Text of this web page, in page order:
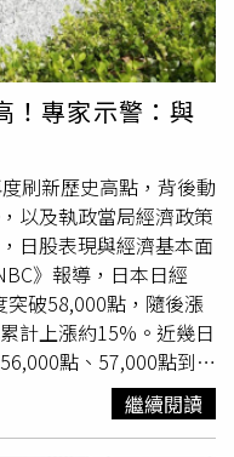
論貿易逆差、歐盟企業
對稀土出口的管制措
部長保持密切聯繫。目
動，但任何這類互動都
塞爾與北京之間的高層
加速。1項預計在下週
Accelerator Act）草
業公共採購中，設定最
對「購買歐洲產品」的
輪機產業、中國快時尚
為與中興通訊的法律
商也對中國產業的快速
家支持、規模經濟與積
重的稅負。總部位於華
表示：「對生活成本上
庭和企業的支援，應當
些群體。」提出警告的
1天，日媒《每日新
計畫，並警告稱，取消
（約合新台幣1兆元）。
已高達國內生產總值
體中最高。若再增加財
能力，尤其日本對進口
透過減稅避免的物價上
減稅只是暫時措施，可
早苗本人主張的『負責
即便是立場偏向高市的
提醒讀者，消費稅收入
制度，任何今天累積的
！專家示警：與
刷新歷史高點，背後動
以及執政當局經濟政策
日股表現與經濟基本面
》報導，日本日經
破58,000點，隨後漲
計上漲約15%。近幾日
點、57,000點到如
「高市交易」
高市早苗在8日的眾議
人士表示，由於高市早
繼續閱讀